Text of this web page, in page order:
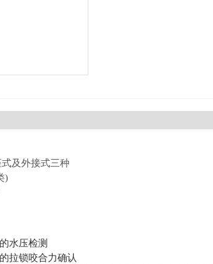
及外接式三种
)
水压检测
拉锁咬合力确认